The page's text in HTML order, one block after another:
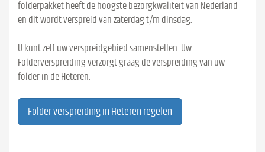
folderpakket heeft de hoogste bezorgkwaliteit van Nederland
en dit wordt verspreid van zaterdag t/m dinsdag.
U kunt zelf uw verspreidgebied samenstellen. Uw
Folderverspreiding verzorgt graag de verspreiding van uw
folder in de Heteren.
Folder verspreiding in Heteren regelen